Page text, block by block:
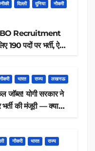
दिल्ली दुनिया नौकरी
Recruitment
190 पदों पर भर्ती, ऐसे
भारत राज्य लखनऊ
जॉब्स! योगी सरकार ने
की मंजूरी — क्या
नौकरी भारत राज्य